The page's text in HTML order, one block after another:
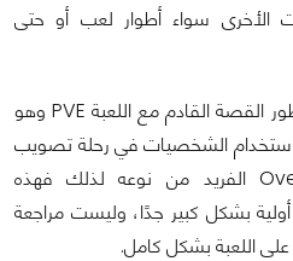
الأخرى سواء أطوار لعب أو حتى
فمثلًا حتى الآن لم نتطرق إلى طور القصة القادم مع اللعبة PVE وهو
الشخصيات في رحلة تصويب
لذلك فهذه
بشكل كبير جدًا، وليست مراجعة
على اللعبة بشكل كامل.